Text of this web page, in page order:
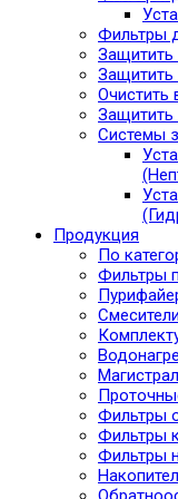
Фильтры
Защитить
Защитить
Очистить
Защитить
Системы
Продукция
По
Фильтры
Смесители
Фильтры
Фильтры
Фильтры